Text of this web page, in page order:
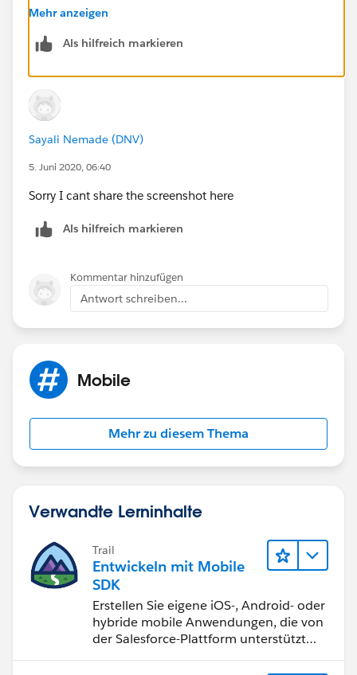
Sakshi
Mehr anzeigen
Als hilfreich markieren
Sayali Nemade (DNV)
5. Juni 2020, 06:40
Sorry I cant share the screenshot here
Als hilfreich markieren
Kommentar hinzufügen
Antwort schreiben...
Mobile
Mehr zu diesem Thema
Verwandte Lerninhalte
Trail
Entwickeln mit Mobile
SDK
Erstellen Sie eigene iOS-, Android- oder
hybride mobile Anwendungen, die von
der Salesforce-Plattform unterstützt